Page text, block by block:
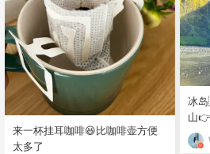
冰
山
来一杯挂耳咖啡😆比咖啡壶方便
太多了